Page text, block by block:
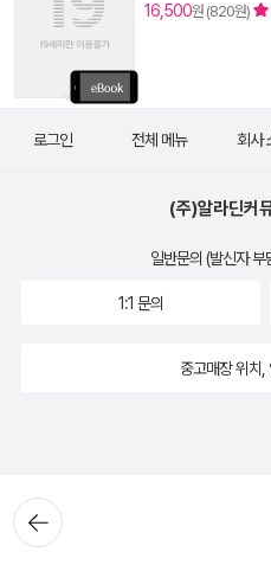
16,500원 (820원)
뒤로가
기
로그인 전체 메뉴 회사
(주)알라딘커
일반문의 (발신자 부
1:1 문의
중고매장 위치,